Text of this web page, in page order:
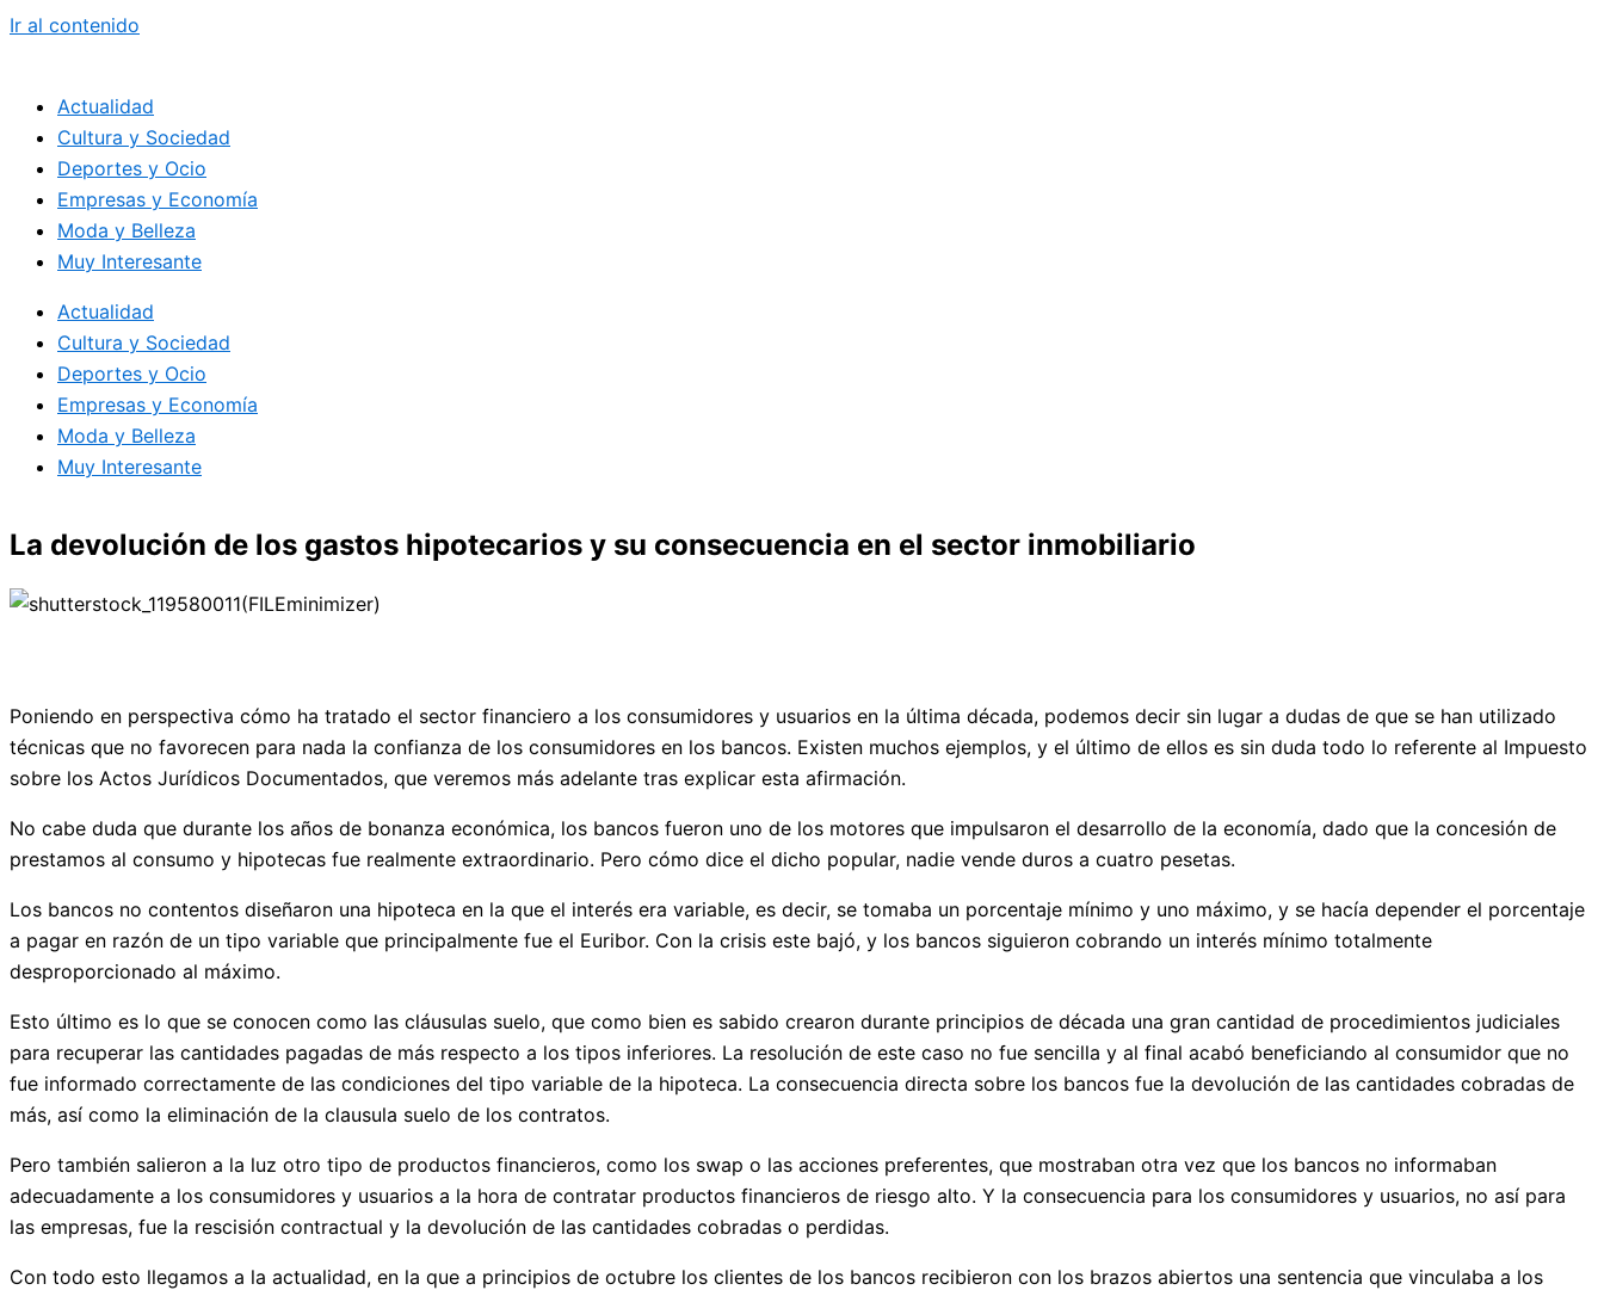
Ir al contenido
Actualidad
Cultura y Sociedad
Deportes y Ocio
Empresas y Economía
Moda y Belleza
Muy Interesante
Actualidad
Cultura y Sociedad
Deportes y Ocio
Empresas y Economía
Moda y Belleza
Muy Interesante
La devolución de los gastos hipotecarios y su consecuencia en el sector inmobiliario
Poniendo en perspectiva cómo ha tratado el sector financiero a los consumidores y usuarios en la última década, podemos decir sin lugar a dudas de que se han utilizado
técnicas que no favorecen para nada la confianza de los consumidores en los bancos. Existen muchos ejemplos, y el último de ellos es sin duda todo lo referente al Impuesto
sobre los Actos Jurídicos Documentados, que veremos más adelante tras explicar esta afirmación.
No cabe duda que durante los años de bonanza económica, los bancos fueron uno de los motores que impulsaron el desarrollo de la economía, dado que la concesión de
prestamos al consumo y hipotecas fue realmente extraordinario. Pero cómo dice el dicho popular, nadie vende duros a cuatro pesetas.
Los bancos no contentos diseñaron una hipoteca en la que el interés era variable, es decir, se tomaba un porcentaje mínimo y uno máximo, y se hacía depender el porcentaje
a pagar en razón de un tipo variable que principalmente fue el Euribor. Con la crisis este bajó, y los bancos siguieron cobrando un interés mínimo totalmente
desproporcionado al máximo.
Esto último es lo que se conocen como las cláusulas suelo, que como bien es sabido crearon durante principios de década una gran cantidad de procedimientos judiciales
para recuperar las cantidades pagadas de más respecto a los tipos inferiores. La resolución de este caso no fue sencilla y al final acabó beneficiando al consumidor que no
fue informado correctamente de las condiciones del tipo variable de la hipoteca. La consecuencia directa sobre los bancos fue la devolución de las cantidades cobradas de
más, así como la eliminación de la clausula suelo de los contratos.
Pero también salieron a la luz otro tipo de productos financieros, como los swap o las acciones preferentes, que mostraban otra vez que los bancos no informaban
adecuadamente a los consumidores y usuarios a la hora de contratar productos financieros de riesgo alto. Y la consecuencia para los consumidores y usuarios, no así para
las empresas, fue la rescisión contractual y la devolución de las cantidades cobradas o perdidas.
Con todo esto llegamos a la actualidad, en la que a principios de octubre los clientes de los bancos recibieron con los brazos abiertos una sentencia que vinculaba a los